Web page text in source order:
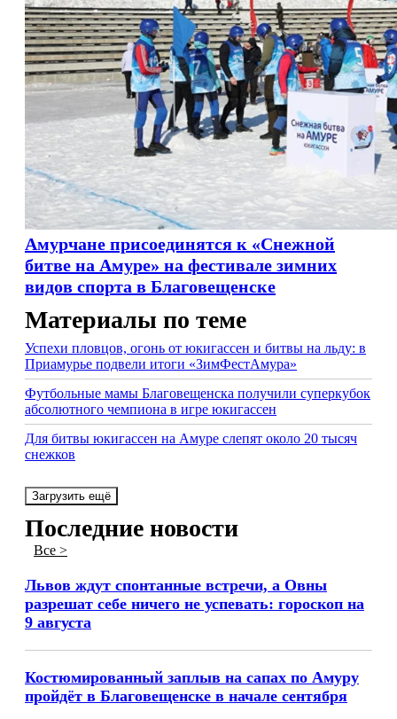
Амурчане присоединятся к «Снежной
битве на Амуре» на фестивале зимних
видов спорта в Благовещенске
Материалы по теме
Успехи пловцов, огонь от юкигассен и битвы на льду: в
Приамурье подвели итоги «ЗимФестАмура»
Футбольные мамы Благовещенска получили суперкубок
абсолютного чемпиона в игре юкигассен
Для битвы юкигассен на Амуре слепят около 20 тысяч
снежков
Загрузить ещё
Последние новости
Все >
Львов ждут спонтанные встречи, а Овны
разрешат себе ничего не успевать: гороскоп на
9 августа
Костюмированный заплыв на сапах по Амуру
пройдёт в Благовещенске в начале сентября